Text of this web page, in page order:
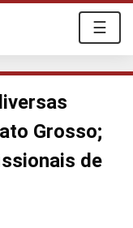
☰
Grosso;
de